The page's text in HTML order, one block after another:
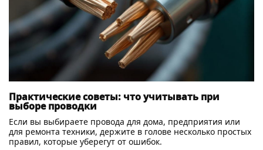
Практические советы: что учитывать при
выборе проводки
Если вы выбираете провода для дома, предприятия или
для ремонта техники, держите в голове несколько простых
правил, которые уберегут от ошибок.